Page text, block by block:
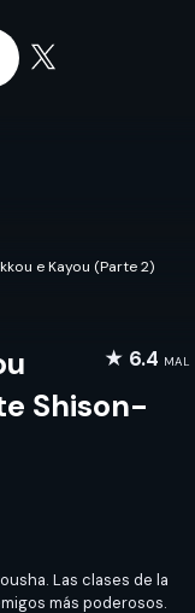
e Kayou (Parte 2)
★ 6.4 MAL
Shison-
Las clases de la
más poderosos.